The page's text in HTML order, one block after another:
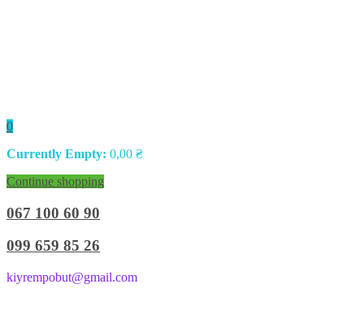
0
Currently Empty: 0,00 ₴
Continue shopping
067 100 60 90
099 659 85 26
kiyrempobut@gmail.com